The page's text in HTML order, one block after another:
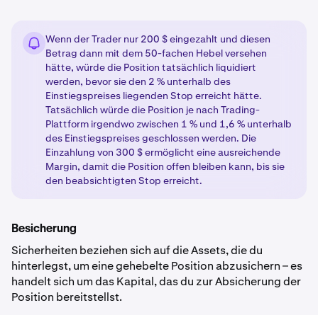
Wenn der Trader nur 200 $ eingezahlt und diesen
Betrag dann mit dem 50-fachen Hebel versehen
hätte, würde die Position tatsächlich liquidiert
werden, bevor sie den 2 % unterhalb des
Einstiegspreises liegenden Stop erreicht hätte.
Tatsächlich würde die Position je nach Trading-
Plattform irgendwo zwischen 1 % und 1,6 % unterhalb
des Einstiegspreises geschlossen werden. Die
Einzahlung von 300 $ ermöglicht eine ausreichende
Margin, damit die Position offen bleiben kann, bis sie
den beabsichtigten Stop erreicht.
Besicherung
Sicherheiten beziehen sich auf die Assets, die du
hinterlegst, um eine gehebelte Position abzusichern – es
handelt sich um das Kapital, das du zur Absicherung der
Position bereitstellst.